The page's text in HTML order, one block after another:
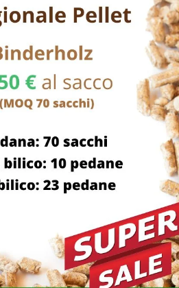
LATTIERA ACCIAIO JOLLY
ILSA